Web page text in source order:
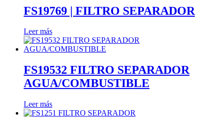
FS19769 | FILTRO SEPARADOR
Leer más
FS19532 FILTRO SEPARADOR
AGUA/COMBUSTIBLE
Leer más